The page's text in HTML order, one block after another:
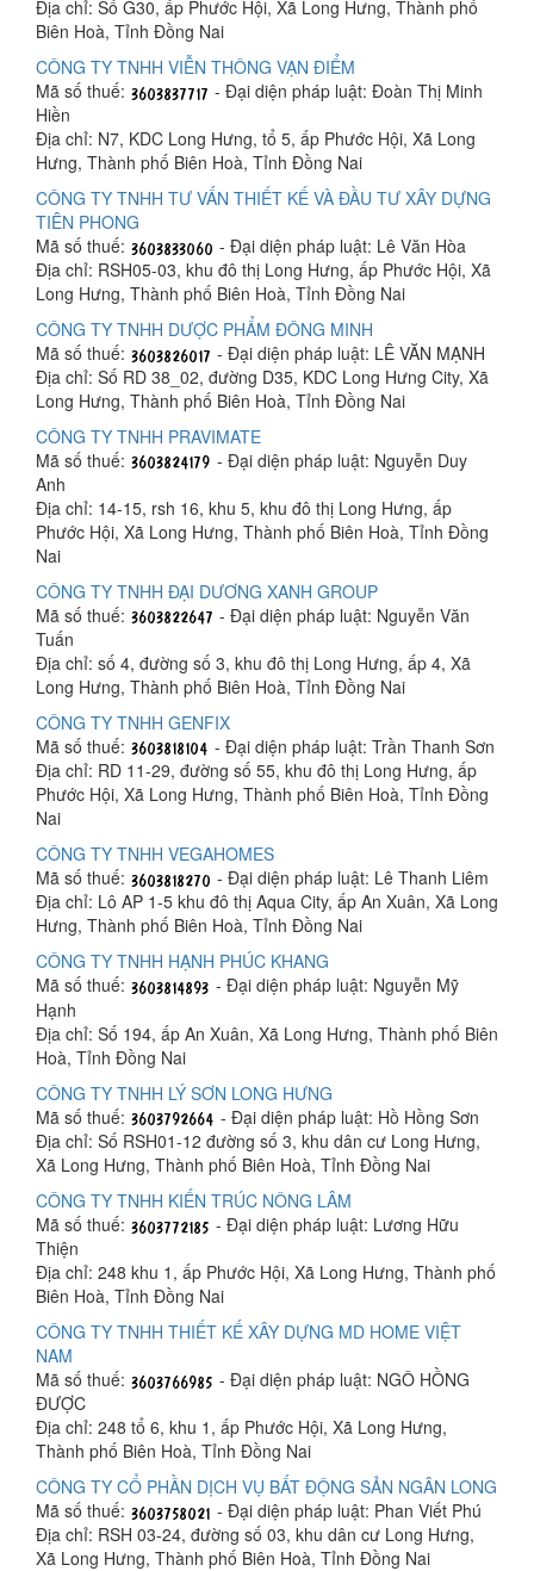
Địa chỉ: Số G30, ấp Phước Hội, Xã Long Hưng, Thành phố
Biên Hoà, Tỉnh Đồng Nai
CÔNG TY TNHH VIỄN THÔNG VẠN ĐIỂM
Mã số thuế:
- Đại diện pháp luật: Đoàn Thị Minh
Hiền
Địa chỉ: N7, KDC Long Hưng, tổ 5, ấp Phước Hội, Xã Long
Hưng, Thành phố Biên Hoà, Tỉnh Đồng Nai
CÔNG TY TNHH TƯ VẤN THIẾT KẾ VÀ ĐẦU TƯ XÂY DỰNG
TIÊN PHONG
Mã số thuế:
- Đại diện pháp luật: Lê Văn Hòa
Địa chỉ: RSH05-03, khu đô thị Long Hưng, ấp Phước Hội, Xã
Long Hưng, Thành phố Biên Hoà, Tỉnh Đồng Nai
CÔNG TY TNHH DƯỢC PHẨM ĐÔNG MINH
Mã số thuế:
- Đại diện pháp luật: LÊ VĂN MẠNH
Địa chỉ: Số RD 38_02, đường D35, KDC Long Hưng City, Xã
Long Hưng, Thành phố Biên Hoà, Tỉnh Đồng Nai
CÔNG TY TNHH PRAVIMATE
Mã số thuế:
- Đại diện pháp luật: Nguyễn Duy
Anh
Địa chỉ: 14-15, rsh 16, khu 5, khu đô thị Long Hưng, ấp
Phước Hội, Xã Long Hưng, Thành phố Biên Hoà, Tỉnh Đồng
Nai
CÔNG TY TNHH ĐẠI DƯƠNG XANH GROUP
Mã số thuế:
- Đại diện pháp luật: Nguyễn Văn
Tuấn
Địa chỉ: số 4, đường số 3, khu đô thị Long Hưng, ấp 4, Xã
Long Hưng, Thành phố Biên Hoà, Tỉnh Đồng Nai
CÔNG TY TNHH GENFIX
Mã số thuế:
- Đại diện pháp luật: Trần Thanh Sơn
Địa chỉ: RD 11-29, đường số 55, khu đô thị Long Hưng, ấp
Phước Hội, Xã Long Hưng, Thành phố Biên Hoà, Tỉnh Đồng
Nai
CÔNG TY TNHH VEGAHOMES
Mã số thuế:
- Đại diện pháp luật: Lê Thanh Liêm
Địa chỉ: Lô AP 1-5 khu đô thị Aqua City, ấp An Xuân, Xã Long
Hưng, Thành phố Biên Hoà, Tỉnh Đồng Nai
CÔNG TY TNHH HẠNH PHÚC KHANG
Mã số thuế:
- Đại diện pháp luật: Nguyễn Mỹ
Hạnh
Địa chỉ: Số 194, ấp An Xuân, Xã Long Hưng, Thành phố Biên
Hoà, Tỉnh Đồng Nai
CÔNG TY TNHH LÝ SƠN LONG HƯNG
Mã số thuế:
- Đại diện pháp luật: Hồ Hồng Sơn
Địa chỉ: Số RSH01-12 đường số 3, khu dân cư Long Hưng,
Xã Long Hưng, Thành phố Biên Hoà, Tỉnh Đồng Nai
CÔNG TY TNHH KIẾN TRÚC NÔNG LÂM
Mã số thuế:
- Đại diện pháp luật: Lương Hữu
Thiện
Địa chỉ: 248 khu 1, ấp Phước Hội, Xã Long Hưng, Thành phố
Biên Hoà, Tỉnh Đồng Nai
CÔNG TY TNHH THIẾT KẾ XÂY DỰNG MD HOME VIỆT
NAM
Mã số thuế:
- Đại diện pháp luật: NGÔ HỒNG
ĐƯỢC
Địa chỉ: 248 tổ 6, khu 1, ấp Phước Hội, Xã Long Hưng,
Thành phố Biên Hoà, Tỉnh Đồng Nai
CÔNG TY CỔ PHẦN DỊCH VỤ BẤT ĐỘNG SẢN NGÂN LONG
Mã số thuế:
- Đại diện pháp luật: Phan Viết Phú
Địa chỉ: RSH 03-24, đường số 03, khu dân cư Long Hưng,
Xã Long Hưng, Thành phố Biên Hoà, Tỉnh Đồng Nai